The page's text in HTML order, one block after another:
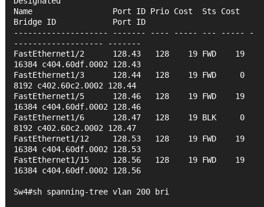
Name                 Port ID Prio Cost  Sts Cost
Bridge ID            Port ID
-------------------- ------- ---- ----- --- ----- -
------------------- -------
FastEthernet1/2      128.43   128    19 FWD    19
16384 c404.60df.0002 128.43
FastEthernet1/3      128.44   128    19 FWD     0
8192 c402.60c2.0002 128.44
FastEthernet1/5      128.46   128    19 FWD    19
16384 c404.60df.0002 128.46
FastEthernet1/6      128.47   128    19 BLK     0
8192 c402.60c2.0002 128.47
FastEthernet1/12     128.53   128    19 FWD    19
16384 c404.60df.0002 128.53
FastEthernet1/15     128.56   128    19 FWD    19
16384 c404.60df.0002 128.56
Sw4#sh spanning-tree vlan 200 bri